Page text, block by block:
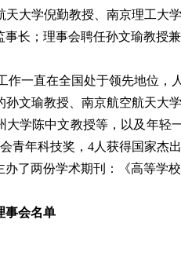
天大学倪勤教授、南京理工大
事长；理事会聘任孙文瑜教授
直在全国处于领先地位，人
孙文瑜教授、南京航空航天大
大学陈中文教授等，以及年
青年科技奖，4人获得国家杰
了两份学术期刊：《高等学
事会名单